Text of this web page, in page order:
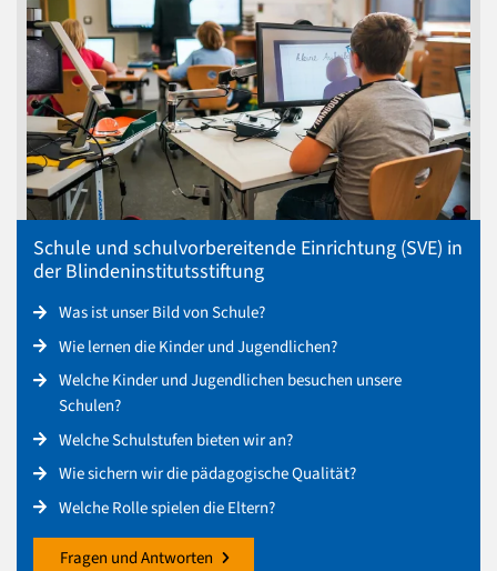
Schule und schulvorbereitende Einrichtung (SVE) in
der Blindeninstitutsstiftung
Was ist unser Bild von Schule?
Wie lernen die Kinder und Jugendlichen?
Welche Kinder und Jugendlichen besuchen unsere
Schulen?
Welche Schulstufen bieten wir an?
Wie sichern wir die pädagogische Qualität?
Welche Rolle spielen die Eltern?
Fragen und Antworten